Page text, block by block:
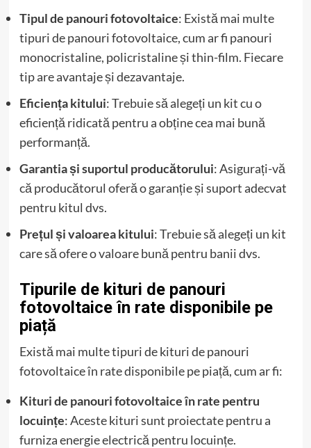
Tipul de panouri fotovoltaice: Există mai multe
tipuri de panouri fotovoltaice, cum ar fi panouri
monocristaline, policristaline și thin-film. Fiecare
tip are avantaje și dezavantaje.
Eficiența kitului: Trebuie să alegeți un kit cu o
eficiență ridicată pentru a obține cea mai bună
performanță.
Garantia și suportul producătorului: Asigurați-vă
că producătorul oferă o garanție și suport adecvat
pentru kitul dvs.
Prețul și valoarea kitului: Trebuie să alegeți un kit
care să ofere o valoare bună pentru banii dvs.
Tipurile de kituri de panouri
fotovoltaice în rate disponibile pe
piață
Există mai multe tipuri de kituri de panouri
fotovoltaice în rate disponibile pe piață, cum ar fi:
Kituri de panouri fotovoltaice în rate pentru
locuințe: Aceste kituri sunt proiectate pentru a
furniza energie electrică pentru locuințe.